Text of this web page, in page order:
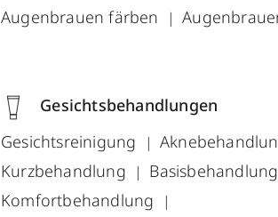
Augenbrauen färben
Gesichtsbehandlungen
Gesichtsreinigung
Kurzbehandlung
Basisbehandlung
Komfortbehandlung